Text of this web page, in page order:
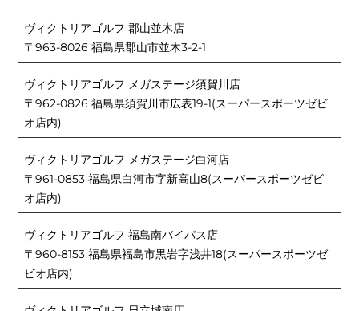
ヴィクトリアゴルフ 郡山並木店
〒963-8026 福島県郡山市並木3-2-1
ヴィクトリアゴルフ メガステージ須賀川店
〒962-0826 福島県須賀川市広表19-1(スーパースポーツゼビ
オ店内)
ヴィクトリアゴルフ メガステージ白河店
〒961-0853 福島県白河市字新高山8(スーパースポーツゼビ
オ店内)
ヴィクトリアゴルフ 福島南バイパス店
〒960-8153 福島県福島市黒岩字浅井18(スーパースポーツゼ
ビオ店内)